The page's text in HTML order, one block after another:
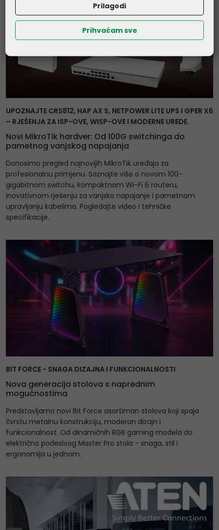
UPOZNAJTE CRS812, HAP AX S, NETPOWER LITE UPS I GPER X6
– RJEŠENJA ZA ISP-OVE, WISP-OVE I MODERNE UREDE.
Novi MikroTik hardver: Od 100G switchinga do
pametnog vanjskog napajanja
Donosimo pregled najnovijih MikroTik uređaja za
profesionalnu primjenu. Saznajte više o novom 100-
gigabitnom switchu, kompaktnom Wi-Fi 6 routeru,
inovativnom rješenju za vanjsko napajanje i pametnom
upravljanju kabelima. Pogledajte video i tehničke
specifikacije.
BIT FORCE - SNAGA DIZAJNA I FUNKCIONALNOSTI
Nova generacija stolova s naprednim
mogućnostima
Predstavljamo novi Bit Force asortiman stolova koji spaja
čvrstu metalnu konstrukciju, moderan dizajn i
funkcionalnost. Od dinamičnih RGB gaming modela do
električno podesivog Master Pro stola - snaga, stil i
ergonomija u jednom.
Prilagodi
Prihvaćam sve